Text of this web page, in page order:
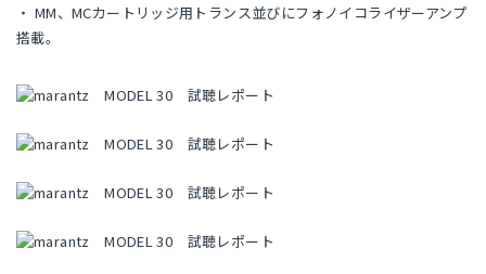
・ MM、MCカートリッジ用トランス並びにフォノイコライザーアンプ
搭載。